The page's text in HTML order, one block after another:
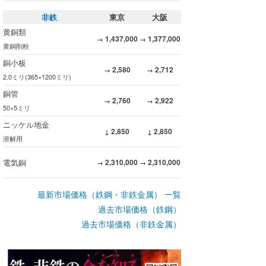
非鉄 東京
大阪
黄銅類
黄銅削粉
→ 1,437,000 → 1,377,000
銅小板
2.0ミリ(365×1200ミリ)
→ 2,580 → 2,712
銅管
50×5ミリ
→ 2,760 → 2,922
ニッケル地金
溶解用
↓ 2,850 ↓ 2,850
電気銅 → 2,310,000 → 2,310,000
最新市場価格（鉄鋼・非鉄金属） 一覧
過去市場価格（鉄鋼）
過去市場価格（非鉄金属）